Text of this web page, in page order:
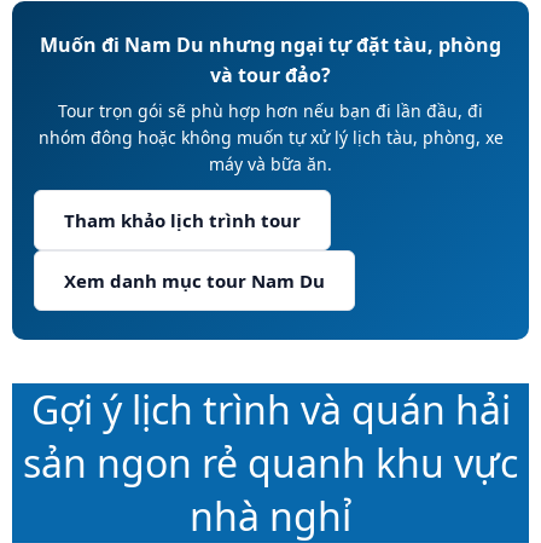
Muốn đi Nam Du nhưng ngại tự đặt tàu, phòng
và tour đảo?
Tour trọn gói sẽ phù hợp hơn nếu bạn đi lần đầu, đi
nhóm đông hoặc không muốn tự xử lý lịch tàu, phòng, xe
máy và bữa ăn.
Tham khảo lịch trình tour
Xem danh mục tour Nam Du
Gợi ý lịch trình và quán hải
sản ngon rẻ quanh khu vực
nhà nghỉ